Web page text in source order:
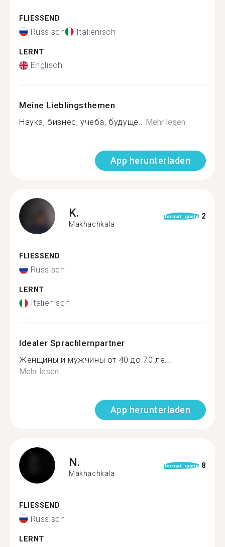
FLIESSEND
Russisch Italienisch
LERNT
Englisch
Meine Lieblingsthemen
Наука, бизнес, учеба, будуще...Mehr lesen
App herunterladen
K.
Makhachkala
format_quote 2
FLIESSEND
Russisch
LERNT
Italienisch
Idealer Sprachlernpartner
Женщины и мужчины от 40 до 70 ле...
Mehr lesen
App herunterladen
N.
Makhachkala
format_quote 8
FLIESSEND
Russisch
LERNT